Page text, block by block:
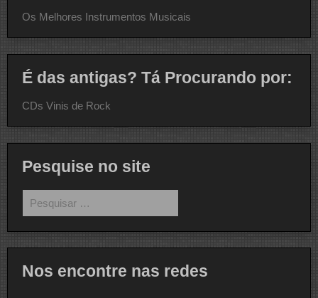
Os Melhores Instrumentos Musicais
É das antigas? Tá Procurando por:
CDs Vinis de Rock
Pesquise no site
por:
Nos encontre nas redes